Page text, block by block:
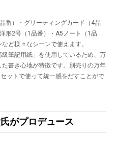
番）・グリーティングカード（4品
形2号（1品番）・A5ノート（1品
ど様々なシーンで使えます。
筆記用紙」を使用しているため、万
書き心地が特徴です。別売りの万年
セットで使って統一感をだすことがで
がプロデュース